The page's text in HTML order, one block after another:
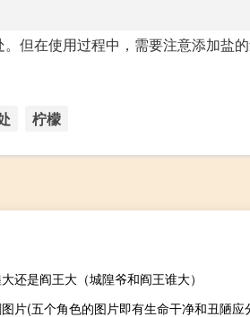
但在使用过程中，需要注意添加盐
柠檬
还是阎王大（城隍爷和阎王谁大）
片(五个角色的图片即有生命干净和丑陋应